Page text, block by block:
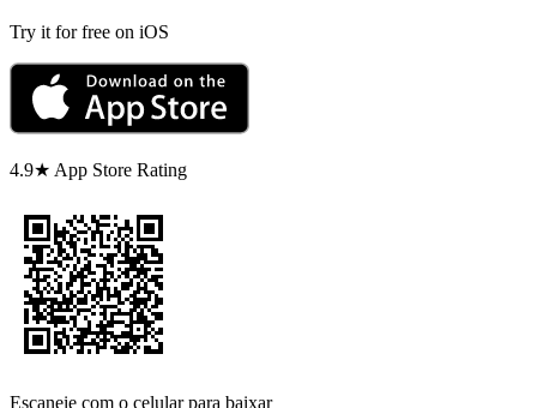
Try it for free on iOS
4.9★ App Store Rating
Escaneie com o celular para baixar